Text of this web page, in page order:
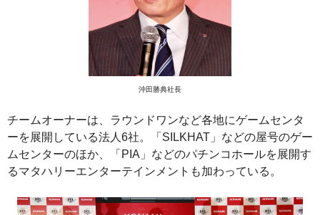
沖田勝典社長
チームオーナーは、ラウンドワンなど各地にゲームセンタ
ーを展開している法人6社。「SILKHAT」などの屋号のゲー
ムセンターのほか、「PIA」などのパチンコホールを展開す
るマタハリーエンターテインメントも加わっている。